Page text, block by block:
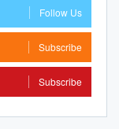
Follow Us
Subscribe
Subscribe